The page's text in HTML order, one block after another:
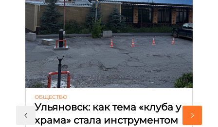
ОБЩЕСТВО
Ульяновск: как тема «клуба у
храма» стала инструментом